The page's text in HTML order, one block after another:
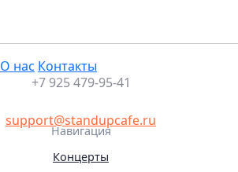
О нас Контакты
+7 925 479-95-41
support@standupcafe.ru
Навигация
Концерты